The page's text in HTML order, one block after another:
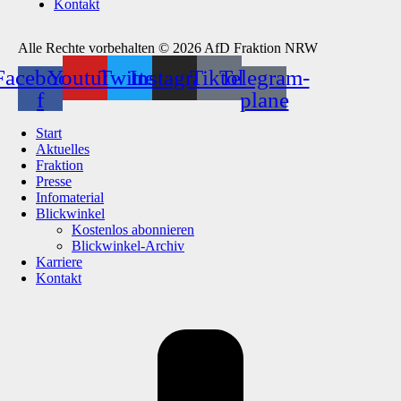
Kontakt
Alle Rechte vorbehalten © 2026 AfD Fraktion NRW
f
YoutubeTwitterInstagramTiktokTelegram-
plane
Start
Aktuelles
Fraktion
Presse
Infomaterial
Blickwinkel
Kostenlos abonnieren
Blickwinkel-Archiv
Karriere
Kontakt